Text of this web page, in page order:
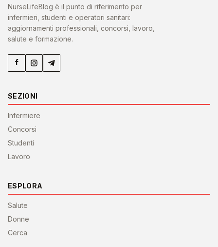
NurseLifeBlog è il punto di riferimento per
infermieri, studenti e operatori sanitari:
aggiornamenti professionali, concorsi, lavoro,
salute e formazione.
SEZIONI
Infermiere
Concorsi
Studenti
Lavoro
ESPLORA
Salute
Donne
Cerca